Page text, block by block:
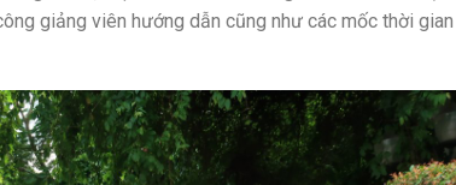
giảng viên hướng dẫn cũng như các mốc thời gian